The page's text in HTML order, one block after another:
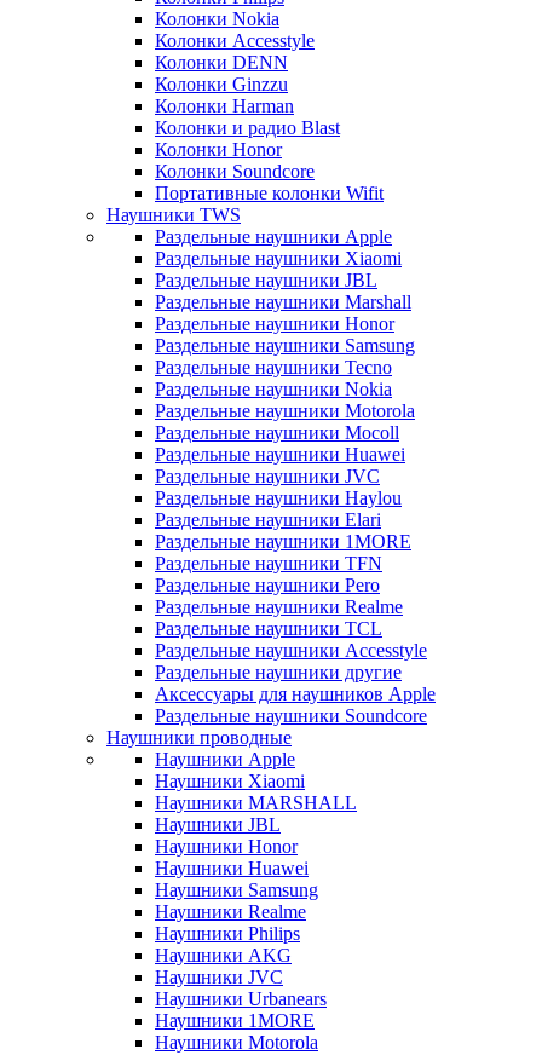
Колонки Nokia
Колонки Accesstyle
Колонки DENN
Колонки Ginzzu
Колонки Harman
Колонки и радио Blast
Колонки Honor
Колонки Soundcore
Портативные колонки Wifit
Наушники TWS
Раздельные наушники Apple
Раздельные наушники Xiaomi
Раздельные наушники JBL
Раздельные наушники Marshall
Раздельные наушники Honor
Раздельные наушники Samsung
Раздельные наушники Tecno
Раздельные наушники Nokia
Раздельные наушники Motorola
Раздельные наушники Mocoll
Раздельные наушники Huawei
Раздельные наушники JVC
Раздельные наушники Haylou
Раздельные наушники Elari
Раздельные наушники 1MORE
Раздельные наушники TFN
Раздельные наушники Pero
Раздельные наушники Realme
Раздельные наушники TCL
Раздельные наушники Accesstyle
Раздельные наушники другие
Аксессуары для наушников Apple
Раздельные наушники Soundcore
Наушники проводные
Наушники Apple
Наушники Xiaomi
Наушники MARSHALL
Наушники JBL
Наушники Honor
Наушники Huawei
Наушники Samsung
Наушники Realme
Наушники Philips
Наушники AKG
Наушники JVC
Наушники Urbanears
Наушники 1MORE
Наушники Motorola